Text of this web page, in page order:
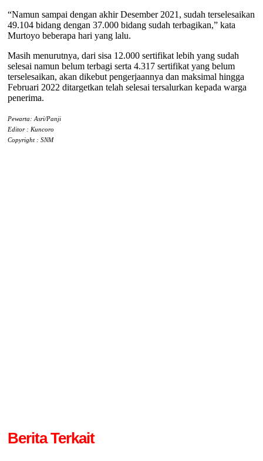
“Namun sampai dengan akhir Desember 2021, sudah terselesaikan
49.104 bidang dengan 37.000 bidang sudah terbagikan,” kata
Murtoyo beberapa hari yang lalu.
Masih menurutnya, dari sisa 12.000 sertifikat lebih yang sudah
selesai namun belum terbagi serta 4.317 sertifikat yang belum
terselesaikan, akan dikebut pengerjaannya dan maksimal hingga
Februari 2022 ditargetkan telah selesai tersalurkan kepada warga
penerima.
Pewarta: Asri/Panji
Editor : Kuncoro
Copyright : SNM
Berita Terkait